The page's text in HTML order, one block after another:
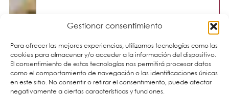
Gestionar consentimiento
Para ofrecer las mejores experiencias, utilizamos tecnologías como las
cookies para almacenar y/o acceder a la información del dispositivo.
El consentimiento de estas tecnologías nos permitirá procesar datos
como el comportamiento de navegación o las identificaciones únicas
en este sitio. No consentir o retirar el consentimiento, puede afectar
negativamente a ciertas características y funciones.